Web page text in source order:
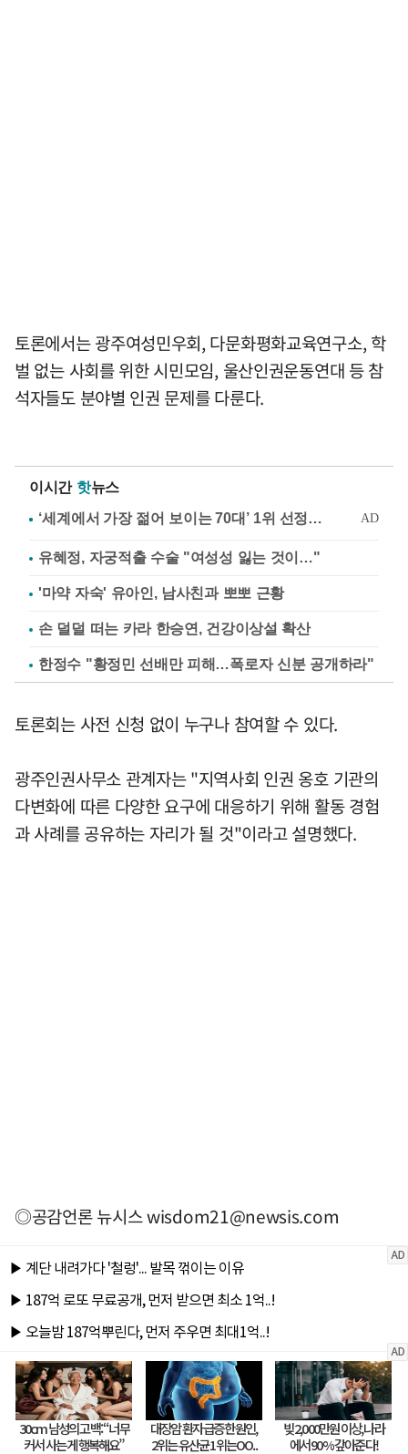
토론에서는 광주여성민우회, 다문화평화교육연구소, 학
벌 없는 사회를 위한 시민모임, 울산인권운동연대 등 참
석자들도 분야별 인권 문제를 다룬다.
이시간 핫뉴스
유혜정, 자궁적출 수술 "여성성 잃는 것이…"
'마약 자숙' 유아인, 남사친과 뽀뽀 근황
손 덜덜 떠는 카라 한승연, 건강이상설 확산
한정수 "황정민 선배만 피해…폭로자 신분 공개하라"
토론회는 사전 신청 없이 누구나 참여할 수 있다.
광주인권사무소 관계자는 "지역사회 인권 옹호 기관의
다변화에 따른 다양한 요구에 대응하기 위해 활동 경험
과 사례를 공유하는 자리가 될 것"이라고 설명했다.
◎공감언론 뉴시스wisdom21@newsis.com